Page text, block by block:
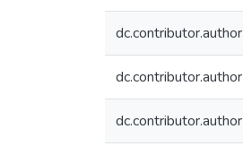
dc.contributor.author
dc.contributor.author
dc.contributor.author